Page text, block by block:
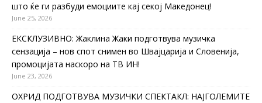
што ќе ги разбуди емоциите кај секој Македонец!
June 25, 2026
ЕКСКЛУЗИВНО: Жаклина Жаки подготвува музичка
сензација – нов спот снимен во Швајцарија и Словенија,
промоцијата наскоро на ТВ ИН!
June 23, 2026
ОХРИД ПОДГОТВУВА МУЗИЧКИ СПЕКТАКЛ: НАЈГОЛЕМИТЕ